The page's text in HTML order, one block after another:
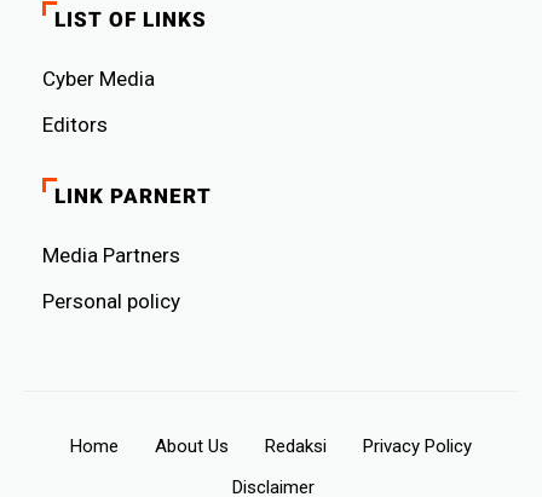
LIST OF LINKS
Cyber ​​Media
Editors
LINK PARNERT
Media Partners
Personal policy
Home About Us Redaksi
Privacy Policy
Disclaimer